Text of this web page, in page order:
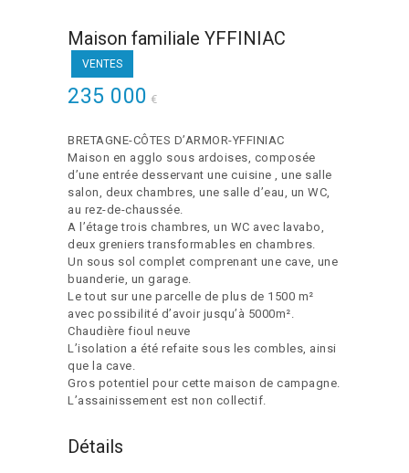
Maison familiale YFFINIAC
VENTES
235 000 €
BRETAGNE-CÔTES D’ARMOR-YFFINIAC
Maison en agglo sous ardoises, composée
d’une entrée desservant une cuisine , une salle
salon, deux chambres, une salle d’eau, un WC,
au rez-de-chaussée.
A l’étage trois chambres, un WC avec lavabo,
deux greniers transformables en chambres.
Un sous sol complet comprenant une cave, une
buanderie, un garage.
Le tout sur une parcelle de plus de 1500 m²
avec possibilité d’avoir jusqu’à 5000m².
Chaudière fioul neuve
L’isolation a été refaite sous les combles, ainsi
que la cave.
Gros potentiel pour cette maison de campagne.
L’assainissement est non collectif.
Détails